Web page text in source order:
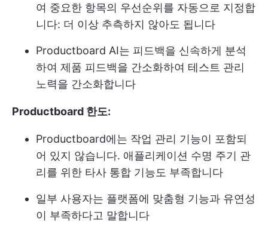
여 중요한 항목의 우선순위를 자동으로 지정합
니다: 더 이상 추측하지 않아도 됩니다
Productboard AI는 피드백을 신속하게 분석
하여 제품 피드백을 간소화하여 테스트 관리
노력을 간소화합니다
Productboard 한도:
Productboard에는 작업 관리 기능이 포함되
어 있지 않습니다. 애플리케이션 수명 주기 관
리를 위한 타사 통합 기능도 부족합니다
일부 사용자는 플랫폼에 맞춤형 기능과 유연성
이 부족하다고 말합니다